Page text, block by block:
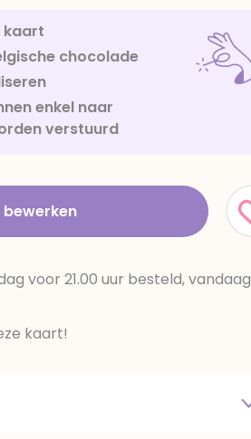
kaart
chocolade
enkel naar
verstuurd
voor 21.00 uur besteld, vandaag
kaart!